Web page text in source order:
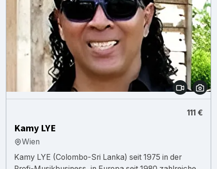
111 €
Kamy LYE
Wien
Kamy LYE (Colombo-Sri Lanka) seit 1975 in der